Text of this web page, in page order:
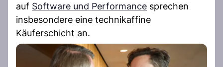
auf Software und Performance sprechen
insbesondere eine technikaffine
Käuferschicht an.